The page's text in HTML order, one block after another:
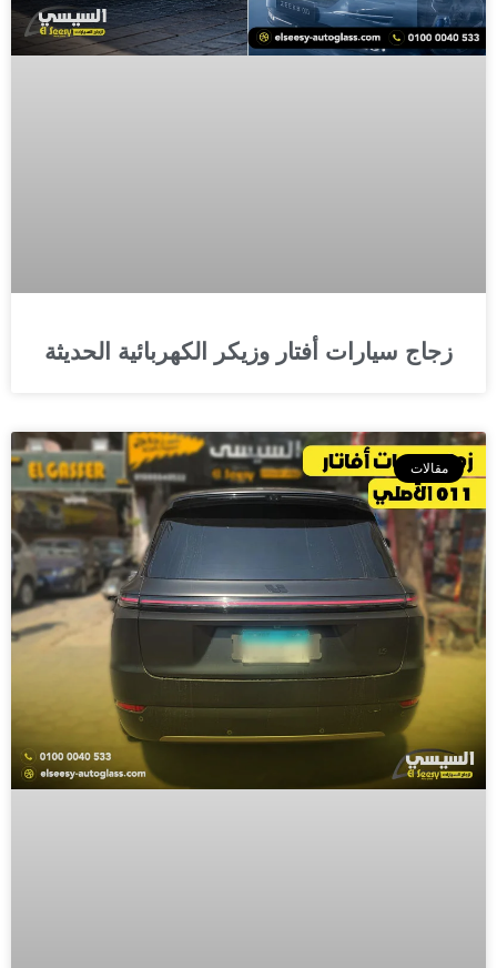
زجاج سيارات أفتار وزيكر الكهربائية الحديثة
مقالات